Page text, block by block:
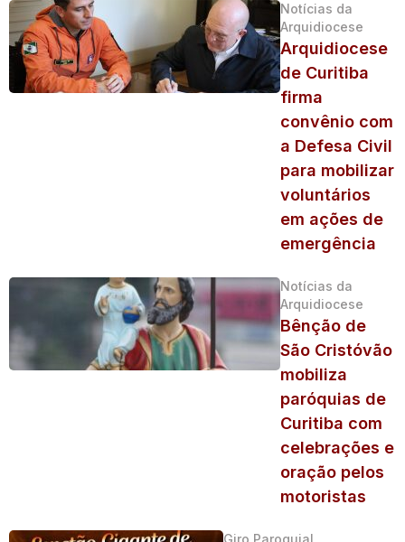
Notícias da
Arquidiocese
Arquidiocese
de Curitiba
firma
convênio com
a Defesa Civil
para mobilizar
voluntários
em ações de
emergência
Notícias da
Arquidiocese
Bênção de
São Cristóvão
mobiliza
paróquias de
Curitiba com
celebrações e
oração pelos
motoristas